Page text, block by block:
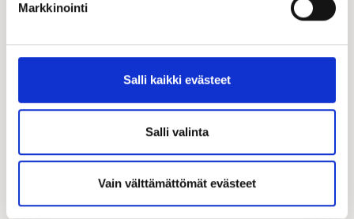
Markkinointi
Salli kaikki evästeet
Salli valinta
Vain välttämättömät evästeet
Hyödynnä Kastellin tarjoamat merkittävät
kampanjamme.
KATSO KAIKKI KAMPANJAT